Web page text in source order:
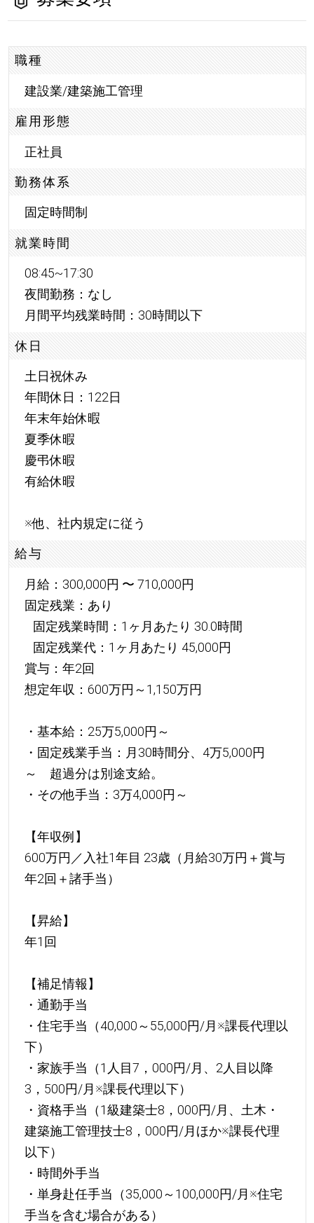
職種
建設業/建築施工管理
雇用形態
正社員
勤務体系
固定時間制
就業時間
08:45~17:30
夜間勤務：なし
月間平均残業時間：30時間以下
休日
土日祝休み
年間休日：122日
年末年始休暇
夏季休暇
慶弔休暇
有給休暇
※他、社内規定に従う
給与
月給：300,000円 〜 710,000円
固定残業：あり
固定残業時間：1ヶ月あたり 30.0時間
固定残業代：1ヶ月あたり 45,000円
賞与：年2回
想定年収：600万円～1,150万円
・基本給：25万5,000円～
・固定残業手当：月30時間分、4万5,000円
～ 超過分は別途支給。
・その他手当：3万4,000円～
【年収例】
600万円／入社1年目 23歳（月給30万円＋賞与
年2回＋諸手当）
【昇給】
年1回
【補足情報】
・通勤手当
・住宅手当（40,000～55,000円/月※課長代理以
下）
・家族手当（1人目7，000円/月、2人目以降
3，500円/月※課長代理以下）
・資格手当（1級建築士8，000円/月、土木・
建築施工管理技士8，000円/月ほか※課長代理
以下）
・時間外手当
・単身赴任手当（35,000～100,000円/月※住宅
手当を含む場合がある）